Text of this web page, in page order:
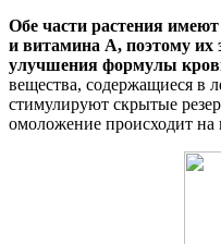
Обе части растения
и витамина А, поэтому их
улучшения формулы
вещества, содержащиеся в
стимулируют скрытые
омоложение происходит на